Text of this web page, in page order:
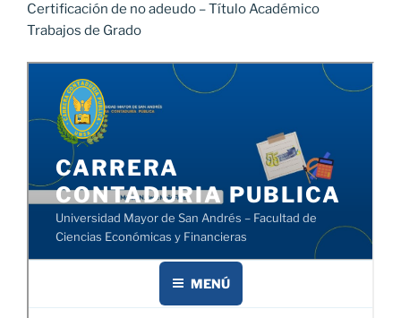
Certificación de no adeudo – Título Académico
Trabajos de Grado